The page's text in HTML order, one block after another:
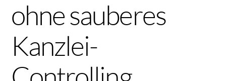
ohne sauberes
Kanzlei-